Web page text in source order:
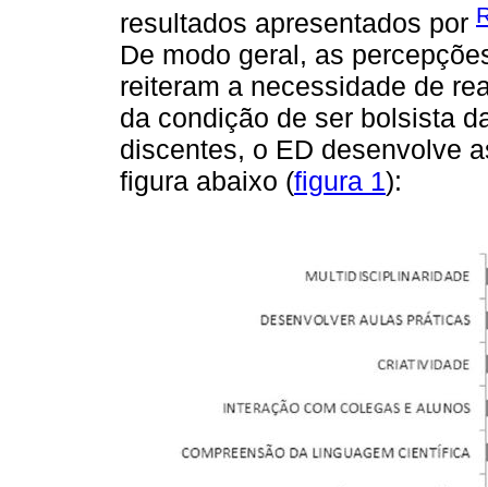
resultados apresentados por
De modo geral, as
reiteram a necessidade de
da condição de ser bolsista
discentes, o ED desenvolve
figura abaixo (figura 1):